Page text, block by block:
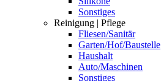
Sonstiges
Reinigung | Pflege
Fliesen/Sanitär
Garten/Hof/Baustelle
Haushalt
Auto/Maschinen
Sonstiges